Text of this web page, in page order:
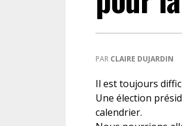
DROIT
PAR CLAIRE DUJARDIN
Il est toujours
Une élection
calendrier.